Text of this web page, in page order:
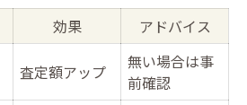
効果
アドバイス
査定額アップ
無い場合は事
前確認